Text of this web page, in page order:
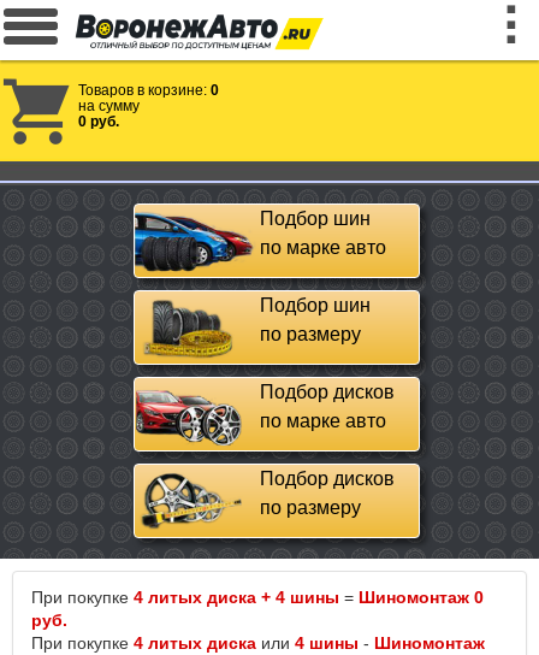
Товаров в корзине: 0
на сумму
0 руб.
Подбор шин
по марке авто
Подбор шин
по размеру
Подбор дисков
по марке авто
Подбор дисков
по размеру
При покупке 4 литых диска + 4 шины = Шиномонтаж 0
руб.
При покупке 4 литых диска или 4 шины - Шиномонтаж